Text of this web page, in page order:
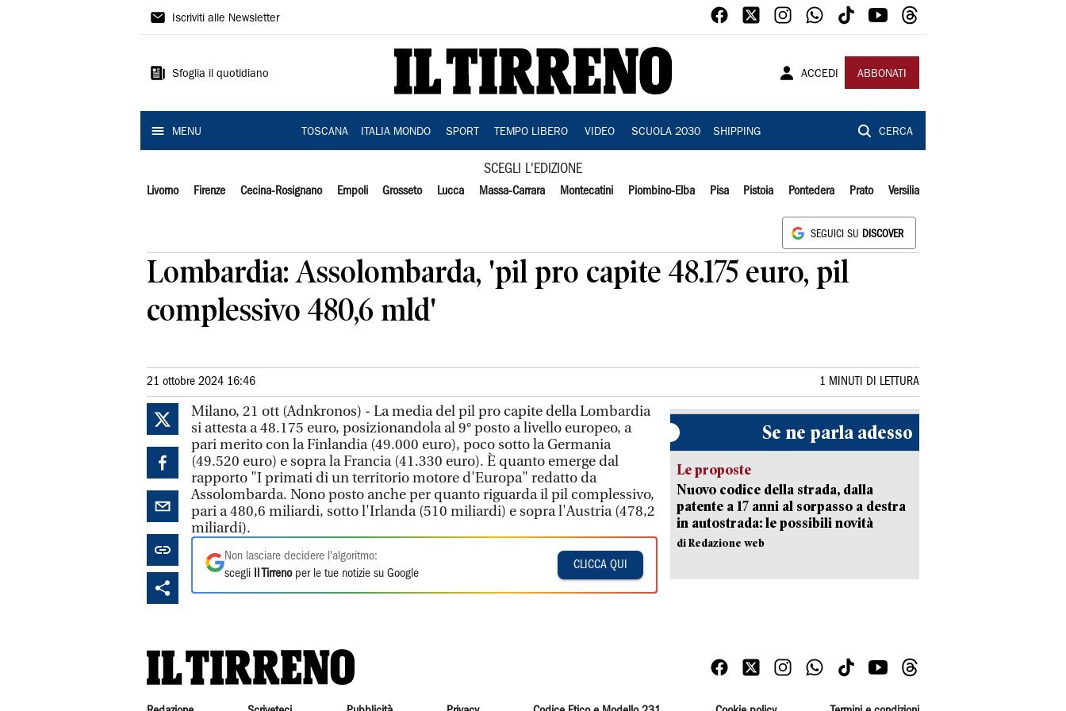
Il
Iscriviti alle Newsletter
Sfoglia il quotidiano ACCEDI ABBONATI
MENU TOSCANA ITALIA MONDO SPORT TEMPO LIBERO VIDEO SCUOLA 2030 SHIPPING CERCA
SCEGLI L'EDIZIONE
Livorno Firenze Cecina-Rosignano Empoli Grosseto Lucca Massa-Carrara Montecatini Piombino-Elba Pisa Pistoia Pontedera Prato Versilia
SEGUICI SU DISCOVER
Lombardia: Assolombarda, 'pil pro capite 48.175 euro, pil
complessivo 480,6 mld'
21 ottobre 2024 16:46 1 MINUTI DI LETTURA
Milano, 21 ott (Adnkronos) - La media del pil pro capite della Lombardia
si attesta a 48.175 euro, posizionandola al 9° posto a livello europeo, a
pari merito con la Finlandia (49.000 euro), poco sotto la Germania
(49.520 euro) e sopra la Francia (41.330 euro). È quanto emerge dal
rapporto "I primati di un territorio motore d'Europa" redatto da
Assolombarda. Nono posto anche per quanto riguarda il pil complessivo,
pari a 480,6 miliardi, sotto l'Irlanda (510 miliardi) e sopra l'Austria (478,2
miliardi).
Non lasciare decidere l'algoritmo:
scegli
Il Tirrenoper le tue notizie su Google
CLICCA QUI
Se ne parla adesso
Le proposte
Nuovo codice della strada, dalla
patente a 17 anni al sorpasso a destra
in autostrada: le possibili novità
di Redazione web